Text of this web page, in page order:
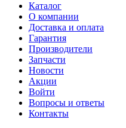
Каталог
О компании
Доставка и оплата
Гарантия
Производители
Запчасти
Новости
Акции
Войти
Вопросы и ответы
Контакты